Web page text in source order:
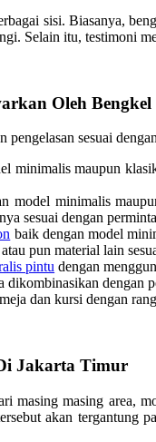
sisi. Biasanya,
Selain itu, testimoni
Oleh
pengelasan sesuai
minimalis maupun
model minimalis
sesuai dengan
baik dengan model
pun material lain
pintu dengan
dengan
dan kursi dengan
Jakarta Timur
masing masing area,
akan tergantung